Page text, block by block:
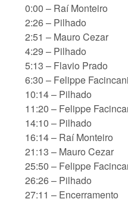
0:00 – Raí Monteiro
2:26 – Pilhado
2:51 – Mauro Cezar
4:29 – Pilhado
5:13 – Flavio Prado
6:30 – Felippe Facincani
10:14 – Pilhado
11:20 – Felippe
14:10 – Pilhado
16:14 – Raí Monteiro
21:13 – Mauro Cezar
25:50 – Felippe
26:26 – Pilhado
27:11 – Encerramento